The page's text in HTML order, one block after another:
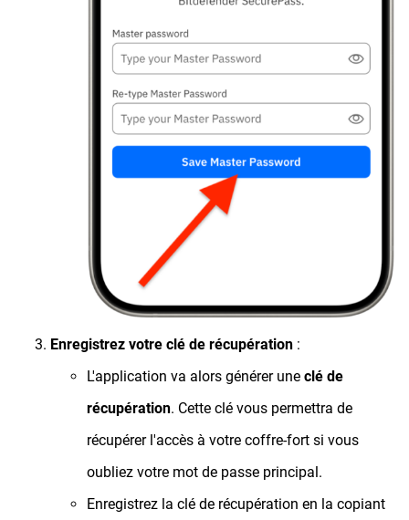
Enregistrez votre clé de récupération :
L'application va alors générer une clé de
récupération. Cette clé vous permettra de
récupérer l'accès à votre coffre-fort si vous
oubliez votre mot de passe principal.
Enregistrez la clé de récupération en la copiant